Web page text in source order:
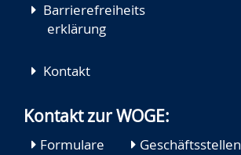
Barrierefreiheits
erklärung
Kontakt
Kontakt zur WOGE:
Formulare Geschäftsstellen